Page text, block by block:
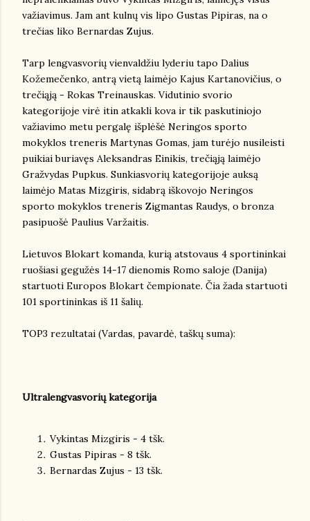
važiavimus. Jam ant kulnų vis lipo Gustas Pipiras, na o
trečias liko Bernardas Zujus.
Tarp lengvasvorių vienvaldžiu lyderiu tapo Dalius
Kožemečenko, antrą vietą laimėjo Kajus Kartanovičius, o
trečiąją - Rokas Treinauskas. Vidutinio svorio
kategorijoje virė itin atkakli kova ir tik paskutiniojo
važiavimo metu pergalę išplėšė Neringos sporto
mokyklos treneris Martynas Gomas, jam turėjo nusileisti
puikiai buriavęs Aleksandras Einikis, trečiąją laimėjo
Gražvydas Pupkus. Sunkiasvorių kategorijoje auksą
laimėjo Matas Mizgiris, sidabrą iškovojo Neringos
sporto mokyklos treneris Zigmantas Raudys, o bronza
pasipuošė Paulius Varžaitis.
Lietuvos Blokart komanda, kurią atstovaus 4 sportininkai
ruošiasi gegužės 14-17 dienomis Romo saloje (Danija)
startuoti Europos Blokart čempionate. Čia žada startuoti
101 sportininkas iš 11 šalių.
TOP3 rezultatai (Vardas, pavardė, taškų suma):
Ultralengvasvorių kategorija
Vykintas Mizgiris - 4 tšk.
Gustas Pipiras - 8 tšk.
Bernardas Zujus - 13 tšk.